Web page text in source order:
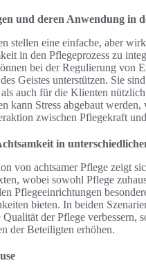
und deren Anwendung in
stellen eine einfache, aber
in den Pflegeprozess zu
bei der Regulierung von
Geistes unterstützen. Sie
auch für die Klienten
kann Stress abgebaut werden,
zwischen Pflegekraft
in
von achtsamer Pflege zeigt
wobei sowohl Pflege
Pflegeeinrichtungen
bieten. In beiden
der Pflege verbessern,
der Beteiligten erhöhen.